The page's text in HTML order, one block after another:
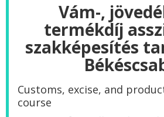
Vám-,
termékdíj
szakképesítés
Customs, excise, and
course